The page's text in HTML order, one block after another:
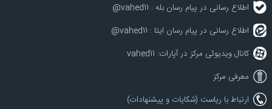
اطلاع رسانی در پیام رسان بله : vahed11@
اطلاع رسانی در پیام رسان ایتا : vahed11@
کانال ویدیوئی مرکز در آپارات: vahed11
معرفی مرکز
ارتباط با ریاست (شکایات و پیشنهادات)